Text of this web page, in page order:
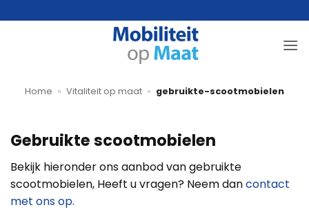
naar
Home » Vitaliteit op maat » gebruikte-scootmobielen
Gebruikte scootmobielen
Bekijk hieronder ons aanbod van gebruikte
scootmobielen, Heeft u vragen? Neem dancontact
met ons op.